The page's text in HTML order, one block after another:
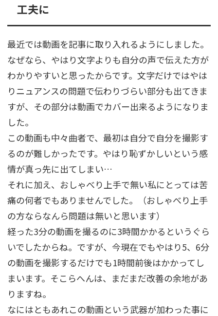
工夫に
最近では動画を記事に取り入れるようにしました。
なぜなら、やはり文字よりも自分の声で伝えた方が
わかりやすいと思ったからです。文字だけではやは
りニュアンスの問題で伝わりづらい部分も出てきま
すが、その部分は動画でカバー出来るようになりま
した。
この動画も中々曲者で、最初は自分で自分を撮影す
るのが難しかったです。やはり恥ずかしいという感
情が真っ先に出てしまい…
それに加え、おしゃべり上手で無い私にとっては苦
痛の何者でもありませんでした。（おしゃべり上手
の方ならなんら問題は無いと思います）
経った3分の動画を撮るのに3時間かかるというぐら
いでしたからね。ですが、今現在でもやはり5、6分
の動画を撮影するだけでも1時間前後はかかってし
まいます。そこらへんは、まだまだ改善の余地があ
りますね。
なにはともあれこの動画という武器が加わった事に